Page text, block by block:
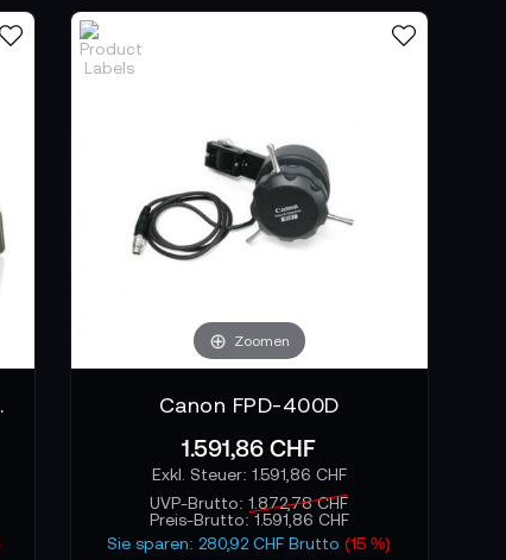
oder Broadcast Gläsern befestigen.
in eine gleichmäßige Rotation. Der
direkter und spürbarer wird.
und problemlos in bestehende Schulter
um schnell zwischen verschiedenen
selbst wenn die Produktion schnelle
präzise Handarbeit erforderlich ist. Im
unmittelbar ausführen. Der
die Kamerafrau die Schärfe stetig an
Mount Kit
Zoomen
Canon FPD-400D
1.591,86 CHF
1.591,86 CHF
UVP-Brutto:1.872,78 CHF
Preis-Brutto:1.591,86 CHF
Sie sparen: 280,92 CHF Brutto(15 %)